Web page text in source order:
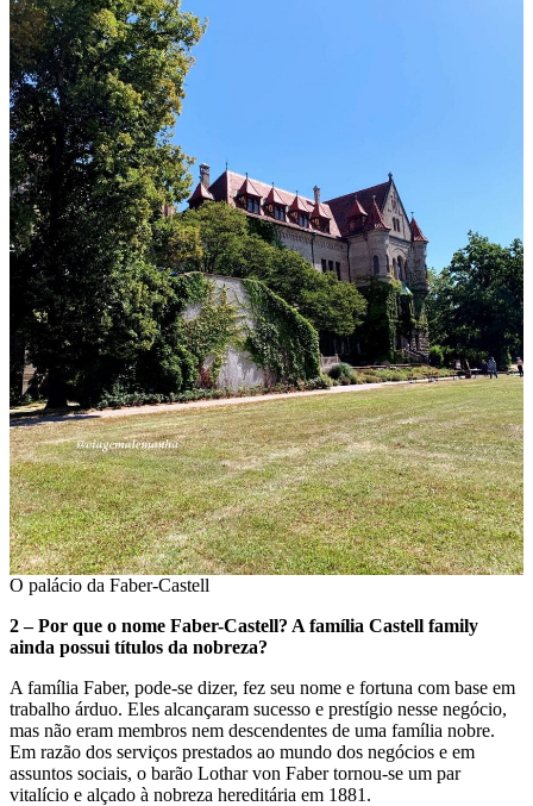
O palácio da Faber-Castell
2 – Por que o nome Faber-Castell? A família Castell family
ainda possui títulos da nobreza?
A família Faber, pode-se dizer, fez seu nome e fortuna com base em
trabalho árduo. Eles alcançaram sucesso e prestígio nesse negócio,
mas não eram membros nem descendentes de uma família nobre.
Em razão dos serviços prestados ao mundo dos negócios e em
assuntos sociais, o barão Lothar von Faber tornou-se um par
vitalício e alçado à nobreza hereditária em 1881.